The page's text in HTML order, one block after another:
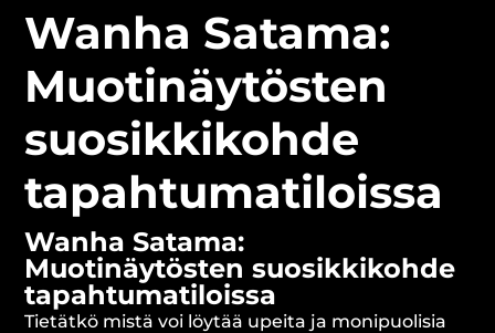
Wanha Satama:
Muotinäytösten
suosikkikohde
tapahtumatiloissa
Wanha Satama:
Muotinäytösten suosikkikohde
tapahtumatiloissa
Tietätkö mistä voi löytää upeita ja monipuolisia